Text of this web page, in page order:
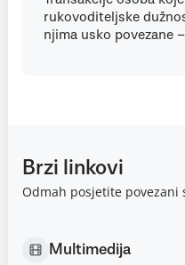
rukovoditeljske
njima usko povezane
Brzi linkovi
Odmah posjetite povezani
Multimedija